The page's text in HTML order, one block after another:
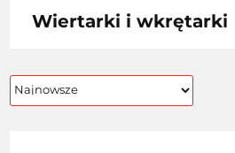
Wiertarki i wkrętarki